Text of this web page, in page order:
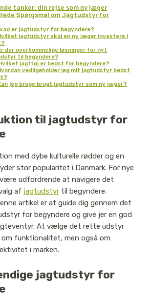
tanker: din rejse som ny jæger
Spørgsmål om Jagtudstyr for
er jagtudstyr for begyndere?
jagtudstyr skal en ny jæger investere i
der overkommelige løsninger for nyt
til begyndere?
jagttøj er bedst for begyndere?
vedligeholder jeg mit jagtudstyr bedst
jeg bruge brugt jagtudstyr som ny jæger?
til jagtudstyr for
med dybe kulturelle rødder og en
stor popularitet i Danmark. For nye
udfordrende at navigere det
af jagtudstyrtil begyndere.
artikel er at guide dig gennem det
for begyndere og give jer en god
At vælge det rette udstyr
om funktionalitet, men også om
i marken.
jagtudstyr for